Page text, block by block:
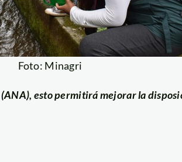
Foto: Minagri
esto permitirá mejorar la